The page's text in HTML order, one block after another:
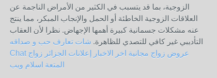
الزوجية، بما قد يتسبب في الكثير من الأمراض الناجمة عن
العلاقات الزوجية الخاطئة أو الحمل والإنجاب المبكر، مما ينتج
عنه مشكلات جسمانية كبيرة أهمها الإجهاض. نظرا لأن العقاب
التأديبي غير كافي للتصدي للظاهرة. شات تعارف حب و صداقه
Chat
عروض زواج مجانية اخر الاخبار إعلانات الجزائر زواج
المتعة اسلام ويب